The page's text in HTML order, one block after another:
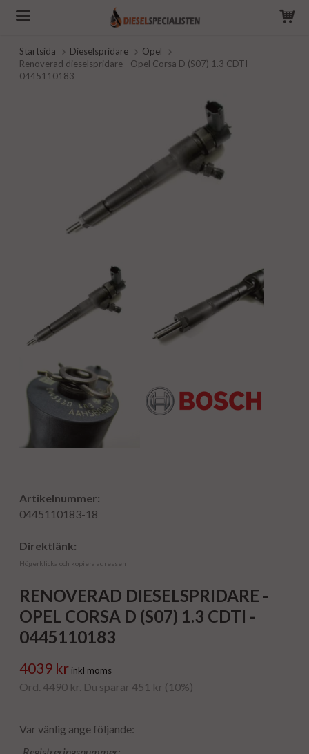
Startsida Dieselspridare
Opel
Renoverad dieselspridare - Opel Corsa D (S07) 1.3 CDTI -
0445110183
Artikelnummer:
0445110183-18
Direktlänk:
Högerklicka och kopiera adressen
RENOVERAD DIESELSPRIDARE -
OPEL CORSA D (S07) 1.3 CDTI -
0445110183
4039 kr inkl moms
Ord. 4490 kr. Du sparar 451 kr (10%)
Var vänlig ange följande: